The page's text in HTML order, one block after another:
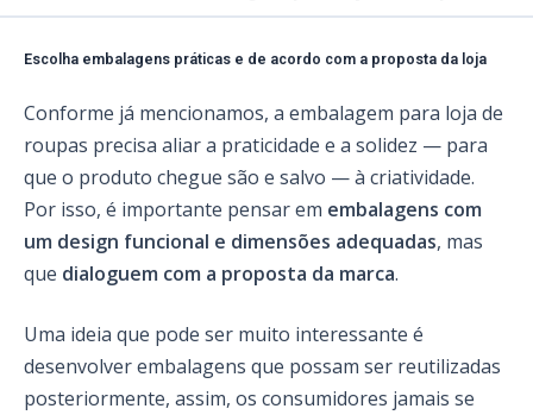
Escolha embalagens práticas e de acordo com a proposta da loja
Conforme já mencionamos, a embalagem para loja de
roupas precisa aliar a praticidade e a solidez — para
que o produto chegue são e salvo — à criatividade.
Por isso, é importante pensar em embalagens com
um design funcional e dimensões adequadas, mas
que dialoguem com a proposta da marca.
Uma ideia que pode ser muito interessante é
desenvolver embalagens que possam ser reutilizadas
posteriormente, assim, os consumidores jamais se